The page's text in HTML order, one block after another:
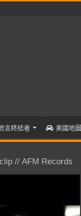
言終結者 美國地圖
// AFM Records